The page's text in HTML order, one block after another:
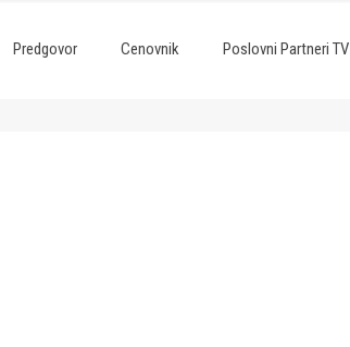
Predgovor Cenovnik Poslovni Partneri TV